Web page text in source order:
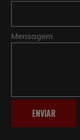
Mensagem
ENVIAR